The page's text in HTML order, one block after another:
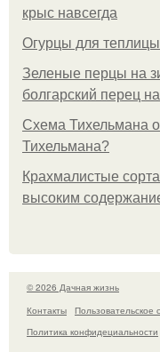
крыс навсегда
Огурцы для
Зеленые перцы на
болгарский перец
Схема Тихельмана
Тихельмана?
Крахмалистые
высоким
© 2026 Дачная жизнь
Контакты
Пользовательское
Политика конфидециальности